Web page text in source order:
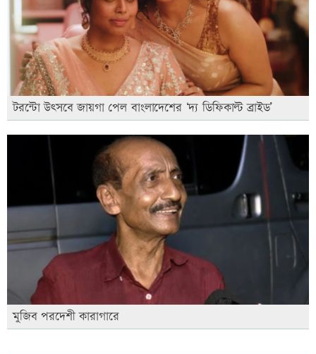
টরন্টো উৎসবে জায়গা পেল বাংলাদেশের ‘দ্য ডিফিকাল্ট ব্রাইড’
মুজিব পরদেশী কারাগারে